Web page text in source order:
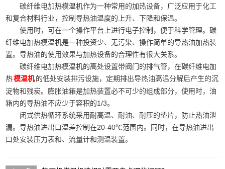
碳纤维电加热模温机作为一种常用的加热设备，广泛应用于化工
和复合材料行业，控制导热油温度的上升、下降和保温。
使用时，可在一个操作平台上进行电子控制，便于科学管理。碳
纤维电加热模温机是一种投资少、无污染、操作简单的导热油加热装
置。导热油的使用效果与加热设备的合理性有很大关系。
碳纤维电加热模温机的高处设置带阀门的排气管，在碳纤维电加
热模温机的低处安装排污设施，定期排出导热油高温分解后产生的沉
淀物和残炭。膨胀油箱是加热装置必不可少的组成部分，使用时，油
箱内的导热油不应少于容积的1/3。
闭式供热循环系统采用耐高温、耐油、耐压的垫片，防止热油泄
漏。导热油进出口温差控制在20-40℃范围内。同时，在导热油进出
口处安装压力表和、流量计和测温装置。